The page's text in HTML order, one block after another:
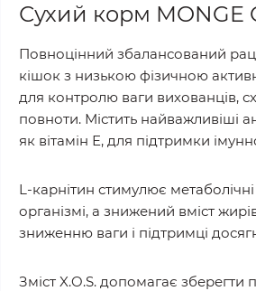
Сухий корм MONGE
Повноцінний збалансований
кішок з низькою фізичною
для контролю ваги вихованців,
повноти. Містить найважливіші
як вітамін Е, для підтримки
L-карнітин стимулює
організмі, а знижений вміст
зниженню ваги і підтримці
Зміст X.O.S. допомагає